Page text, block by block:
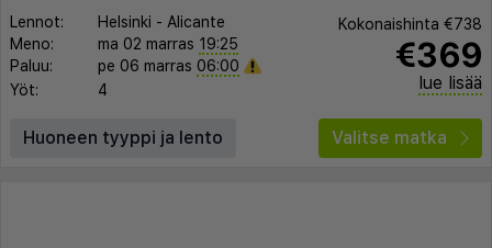
Lennot: Helsinki - Alicante
Meno:
ma 02 marras 19:25
Paluu:
pe 06 marras 06:00
Yöt:
4
Kokonaishinta €738
€369
lue lisää
Huoneen tyyppi ja lento Valitse matka